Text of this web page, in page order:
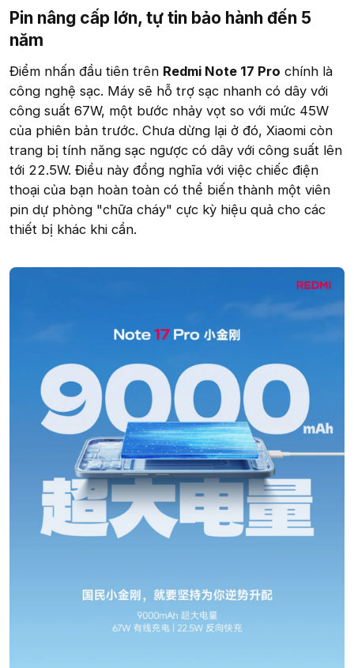
Pin nâng cấp lớn, tự tin bảo hành đến 5
năm​
Điểm nhấn đầu tiên trên Redmi Note 17 Pro chính là
công nghệ sạc. Máy sẽ hỗ trợ sạc nhanh có dây với
công suất 67W, một bước nhảy vọt so với mức 45W
của phiên bản trước. Chưa dừng lại ở đó, Xiaomi còn
trang bị tính năng sạc ngược có dây với công suất lên
tới 22.5W. Điều này đồng nghĩa với việc chiếc điện
thoại của bạn hoàn toàn có thể biến thành một viên
pin dự phòng "chữa cháy" cực kỳ hiệu quả cho các
thiết bị khác khi cần.